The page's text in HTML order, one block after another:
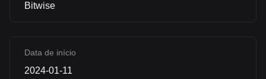
Bitwise
Data de início
2024-01-11